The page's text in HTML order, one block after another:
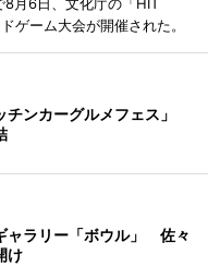
ゲーム大会が開催された。
チンカーグルメフェス」
ャラリー「ボウル」 佐々
け